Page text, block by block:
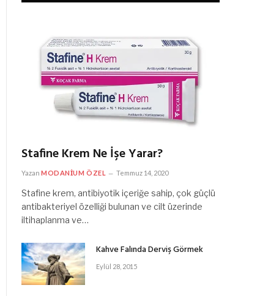
Stafine Krem Ne İşe Yarar?
Yazan MODANIUM ÖZEL Temmuz 14, 2020
Stafine krem, antibiyotik içeriğe sahip, çok güçlü
antibakteriyel özelliği bulunan ve cilt üzerinde
iltihaplanma ve…
Kahve Falında Derviş Görmek
Eylül 28, 2015